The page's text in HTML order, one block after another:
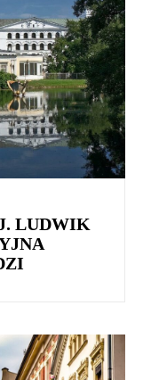
LUDWIK